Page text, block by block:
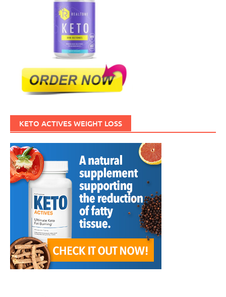
KETO ACTIVES WEIGHT LOSS